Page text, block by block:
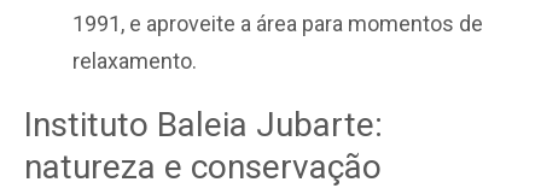
1991, e aproveite a área para momentos de
relaxamento.
Instituto Baleia Jubarte:
natureza e conservação